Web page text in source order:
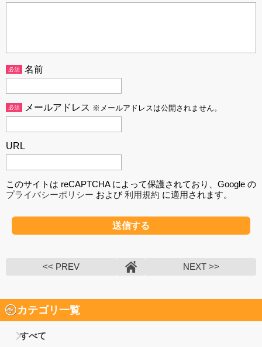
必須 名前
必須 メールアドレス ※メールアドレスは公開されません。
URL
このサイトは reCAPTCHA によって保護されており、Google の
プライバシーポリシー および利用規約 に適用されます。
<< PREV NEXT >>
カテゴリ一覧
すべて